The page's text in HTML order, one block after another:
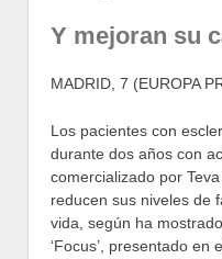
Y mejoran su
MADRID, 7 (EUROPA
Los pacientes con
durante dos años con
comercializado por
reducen sus niveles de
vida, según ha
‘Focus’, presentado en